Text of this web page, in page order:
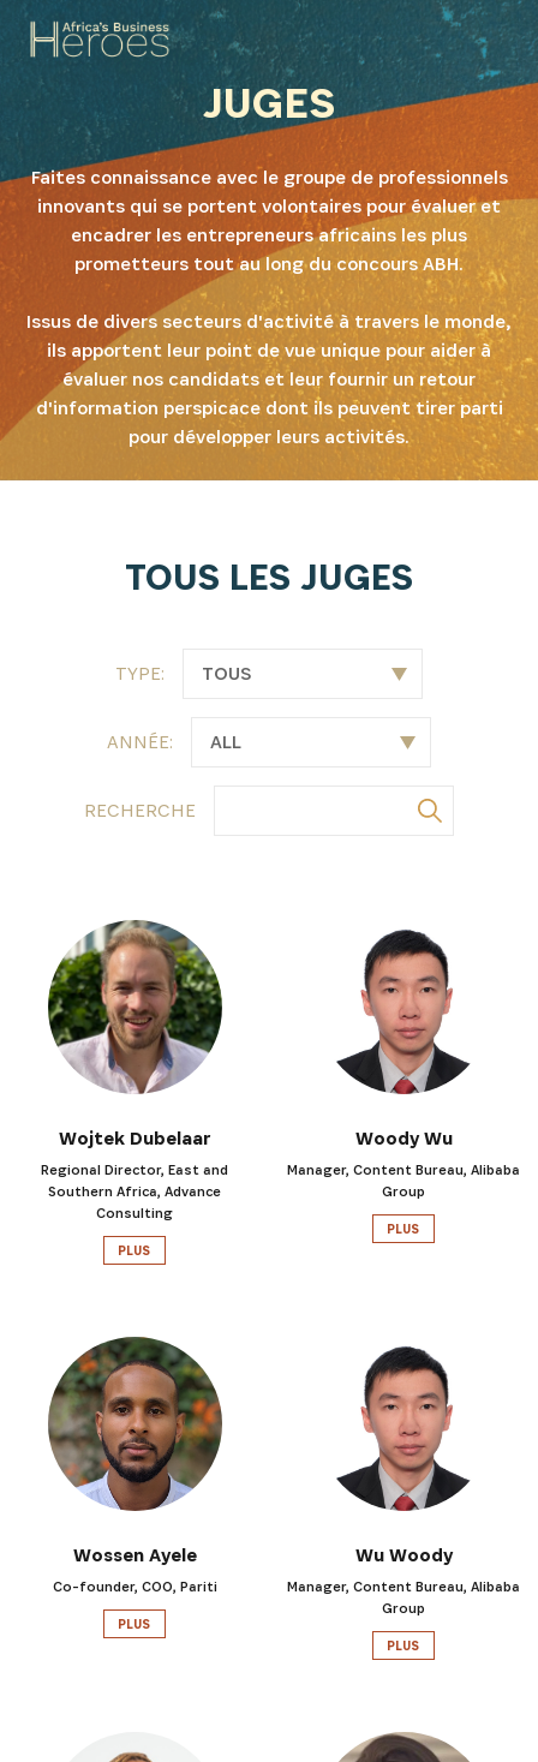
JUGES
Faites connaissance avec le groupe de professionnels
innovants qui se portent volontaires pour évaluer et
encadrer les entrepreneurs africains les plus
prometteurs tout au long du concours ABH.
Issus de divers secteurs d'activité à travers le monde,
ils apportent leur point de vue unique pour aider à
évaluer nos candidats et leur fournir un retour
d'information perspicace dont ils peuvent tirer parti
pour développer leurs activités.
TOUS LES JUGES
TYPE:
ANNÉE:
RECHERCHE
Wojtek Dubelaar
Regional Director, East and
Southern Africa, Advance
Consulting
PLUS
Woody Wu
Manager, Content Bureau, Alibaba
Group
PLUS
Wossen Ayele
Co-founder, COO, Pariti
PLUS
Wu Woody
Manager, Content Bureau, Alibaba
Group
PLUS